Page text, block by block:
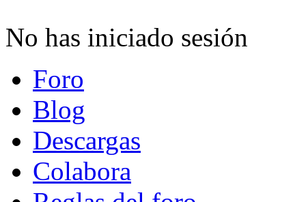
No has iniciado sesión
Foro
Blog
Descargas
Colabora